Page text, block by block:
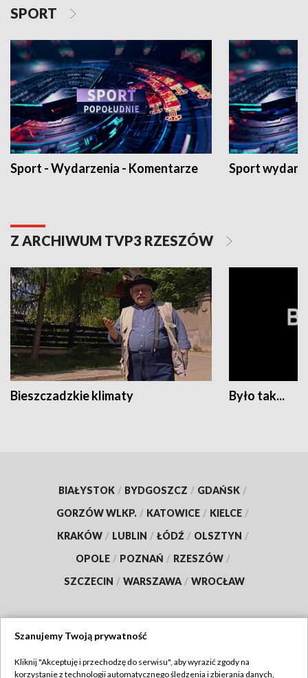
SPORT
Sport - Wydarzenia - Komentarze Sport
Z ARCHIWUM TVP3 RZESZÓW
Bieszczadzkie klimaty Było tak...
BIAŁYSTOK / BYDGOSZCZ / GDAŃSK /
GORZÓW WLKP. / KATOWICE / KIELCE /
KRAKÓW / LUBLIN / ŁÓDŹ / OLSZTYN /
OPOLE / POZNAŃ / RZESZÓW /
SZCZECIN / WARSZAWA / WROCŁAW
Szanujemy Twoją prywatność
Kliknij "Akceptuję i przechodzę do serwisu", aby wyrazić zgody na
korzystanie z technologii automatycznego śledzenia i zbierania danych,